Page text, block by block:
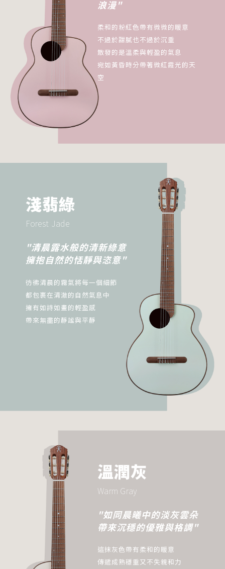
浪漫"
柔和的粉紅色帶有微微的暖意
不過於甜膩也不過於沉重
散發的是溫柔與輕盈的氣息
宛如黃昏時分帶著微紅霞光的天
空
淺翡綠
Forest Jade
"清晨露水般的清新綠意
擁抱自然的恬靜與恣意"
彷彿清晨的霧氣將每一個細節
都包裹在清澈的自然氣息中
擁有如詩如畫的輕盈感
帶來無盡的靜謐與平靜
溫潤灰
Warm Gray
"如同晨曦中的淡灰雲朵
帶來沉穩的優雅與格調"
這抹灰色帶有柔和的暖意
傳遞成熟穩重又不失親和力